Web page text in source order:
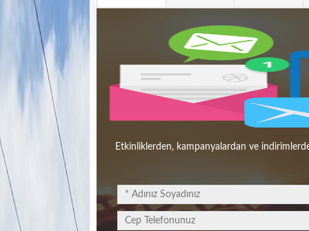
Etkinliklerden, kampanyalardan ve